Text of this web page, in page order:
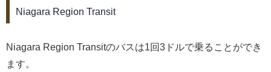
Niagara Region Transit
Niagara Region Transitのバスは1回3ドルで乗ることができ
ます。